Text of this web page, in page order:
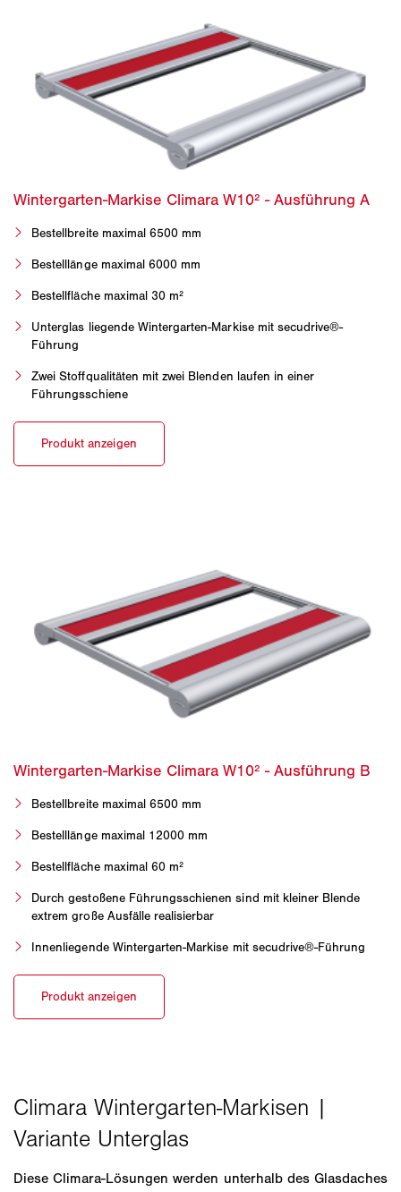
Bestellbreite maximal 6500 mm
Bestelllänge maximal 6000 mm
Bestellfläche maximal 30 m²
Unterglas liegende Wintergarten-Markise mit secudrive®-
Führung
Zwei Stoffqualitäten mit zwei Blenden laufen in einer
Führungsschiene
Bestellbreite maximal 6500 mm
Bestelllänge maximal 12000 mm
Bestellfläche maximal 60 m²
Durch gestoßene Führungsschienen sind mit kleiner Blende
extrem große Ausfälle realisierbar
Innenliegende Wintergarten-Markise mit secudrive®-Führung
Diese Climara-Lösungen werden unterhalb des Glasdaches